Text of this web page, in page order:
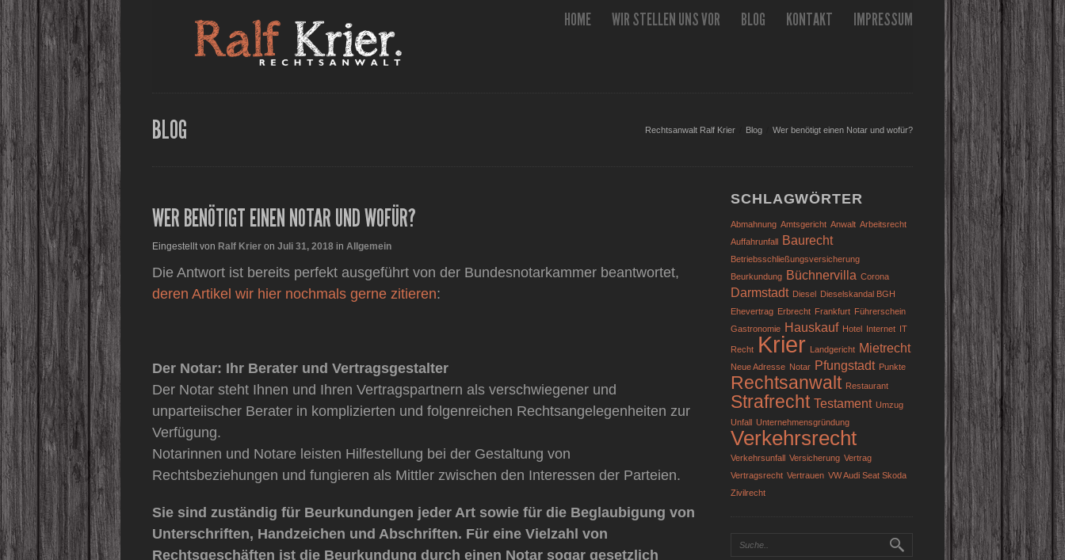
HOME WIR STELLEN UNS VOR BLOG KONTAKT IMPRESSUM
BLOG Rechtsanwalt Ralf Krier Blog Wer benötigt einen Notar und wofür?
WER BENÖTIGT EINEN NOTAR UND WOFÜR?
Eingestellt von Ralf Krier on Juli 31, 2018 in Allgemein
Die Antwort ist bereits perfekt ausgeführt von der Bundesnotarkammer beantwortet,
deren Artikel wir hier nochmals gerne zitieren:
Der Notar: Ihr Berater und Vertragsgestalter
Der Notar steht Ihnen und Ihren Vertragspartnern als verschwiegener und
unparteiischer Berater in komplizierten und folgenreichen Rechtsangelegenheiten zur
Verfügung.
Notarinnen und Notare leisten Hilfestellung bei der Gestaltung von
Rechtsbeziehungen und fungieren als Mittler zwischen den Interessen der Parteien.
Sie sind zuständig für Beurkundungen jeder Art sowie für die Beglaubigung von
Unterschriften, Handzeichen und Abschriften. Für eine Vielzahl von
Rechtsgeschäften ist die Beurkundung durch einen Notar sogar gesetzlich
SCHLAGWÖRTER
Abmahnung Amtsgericht Anwalt Arbeitsrecht
Auffahrunfall Baurecht
Betriebsschließungsversicherung
Beurkundung Büchnervilla Corona
Darmstadt Diesel Dieselskandal BGH
Ehevertrag Erbrecht Frankfurt Führerschein
Gastronomie Hauskauf Hotel Internet IT
Recht Krier Landgericht Mietrecht
Neue Adresse Notar Pfungstadt Punkte
Rechtsanwalt Restaurant
Strafrecht Testament Umzug
Unfall Unternehmensgründung
Verkehrsrecht
Verkehrsunfall Versicherung Vertrag
Vertragsrecht Vertrauen VW Audi Seat Skoda
Zivilrecht